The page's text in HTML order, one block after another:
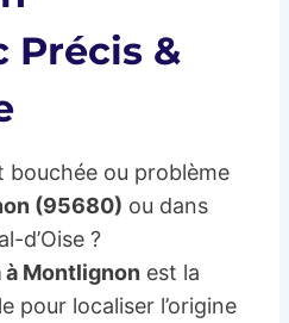
Précis &
bouchée ou problème
(95680) ou dans
d’Oise ?
Montlignon est la
pour localiser l’origine